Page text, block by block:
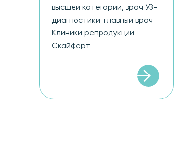
высшей категории, врач УЗ-
диагностики, главный врач
Клиники репродукции
Скайферт